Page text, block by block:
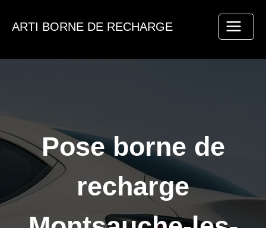
ARTI BORNE DE RECHARGE
Pose borne de
recharge